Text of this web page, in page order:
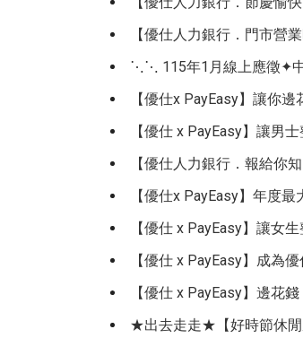
【優仕人力銀行．門市營
⋱⋱ 115年1月線上應徵✦
【優仕x PayEasy】讓你
【優仕 x PayEasy】讓男
【優仕人力銀行．報給你
【優仕x PayEasy】年度
【優仕 x PayEasy】讓女
【優仕 x PayEasy】成為
【優仕 x PayEasy】邊花
★出去走走★【好時節休閒